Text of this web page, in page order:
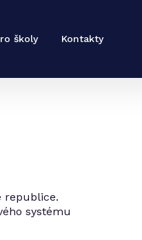
školy Kontakty
republice.
systému